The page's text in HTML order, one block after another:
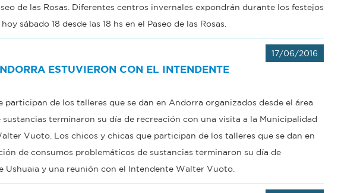
de las Rosas. Diferentes centros invernales expondrán durante los festejos
sábado 18 desde las 18 hs en el Paseo de las Rosas.
17/06/2016
ESTUVIERON CON EL INTENDENTE
participan de los talleres que se dan en Andorra organizados desde el área
terminaron su día de recreación con una visita a la Municipalidad
Vuoto. Los chicos y chicas que participan de los talleres que se dan en
de consumos problemáticos de sustancias terminaron su día de
Ushuaia y una reunión con el Intendente Walter Vuoto.